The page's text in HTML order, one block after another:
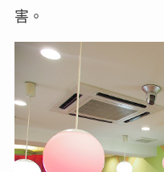
害。